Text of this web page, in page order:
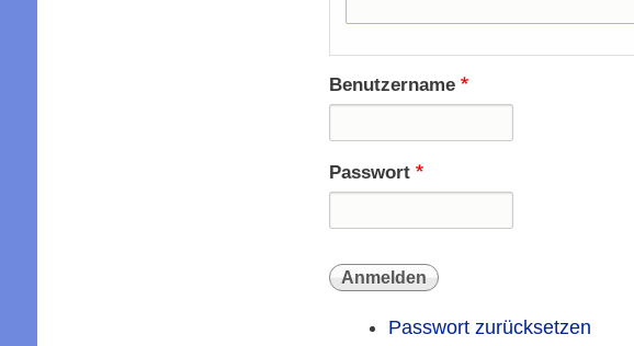
Benutzername
Passwort
Passwort zurücksetzen